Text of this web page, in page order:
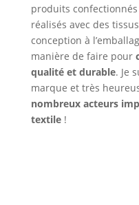
produits
réalisés avec des
conception à
manière de faire pour
qualité et durable. Je
marque et très
nombreux acteurs
textile!